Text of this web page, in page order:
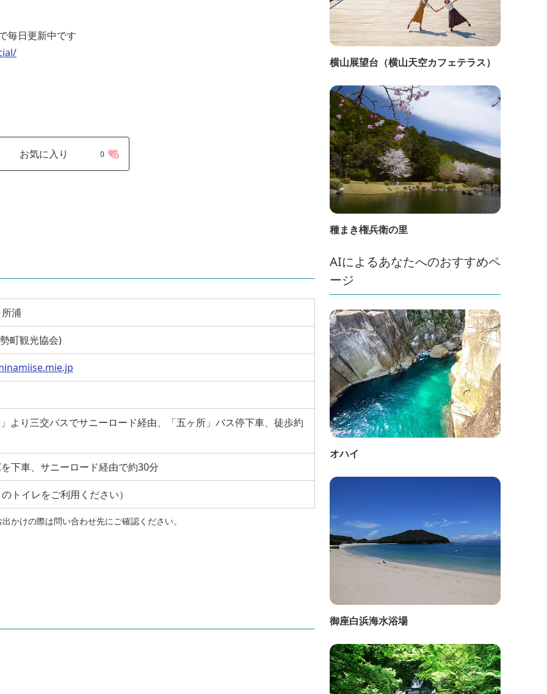
毎日更新中です
お気に入り 0
浦
町観光協会)
より三交バスでサニーロード経由、「五ヶ所」バス停下車、徒歩約
下車、サニーロード経由で約30分
トイレをご利用ください）
かけの際は問い合わせ先にご確認ください。
横山展望台（横山天空カフェテラス）
種まき権兵衛の里
AIによるあなたへのおすすめペ
ージ
オハイ
御座白浜海水浴場